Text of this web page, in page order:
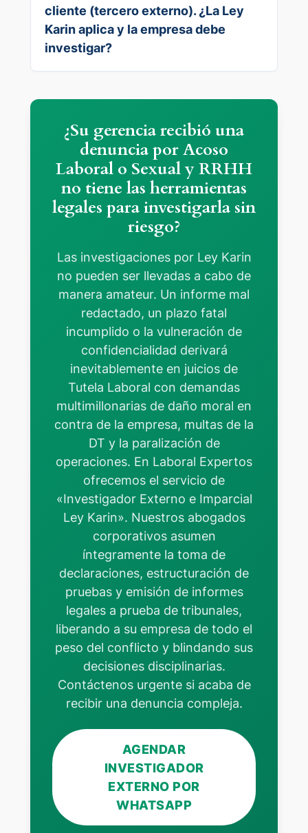
cliente (tercero externo). ¿La Ley
Karin aplica y la empresa debe
investigar?
¿Su gerencia recibió una
denuncia por Acoso
Laboral o Sexual y RRHH
no tiene las herramientas
legales para investigarla sin
riesgo?
Las investigaciones por Ley Karin
no pueden ser llevadas a cabo de
manera amateur. Un informe mal
redactado, un plazo fatal
incumplido o la vulneración de
confidencialidad derivará
inevitablemente en juicios de
Tutela Laboral con demandas
multimillonarias de daño moral en
contra de la empresa, multas de la
DT y la paralización de
operaciones. En Laboral Expertos
ofrecemos el servicio de
«Investigador Externo e Imparcial
Ley Karin». Nuestros abogados
corporativos asumen
íntegramente la toma de
declaraciones, estructuración de
pruebas y emisión de informes
legales a prueba de tribunales,
liberando a su empresa de todo el
peso del conflicto y blindando sus
decisiones disciplinarias.
Contáctenos urgente si acaba de
recibir una denuncia compleja.
AGENDAR
INVESTIGADOR
EXTERNO POR
WHATSAPP